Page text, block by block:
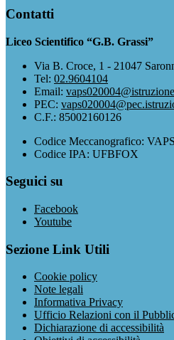
Contatti
Liceo Scientifico “G.B. Grassi”
Via B. Croce, 1 - 21047
Tel: 02.9604104
Email:
PEC:
C.F.: 85002160126
Codice Meccanografico:
Codice IPA: UFBFOX
Seguici su
Facebook
Youtube
Sezione Link Utili
Cookie policy
Note legali
Informativa Privacy
Ufficio Relazioni con il
Dichiarazione di accessibilità